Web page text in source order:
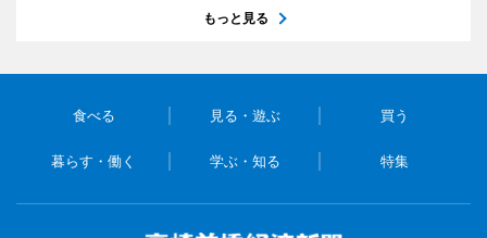
もっと見る
食べる 見る・遊ぶ 買う
暮らす・働く 学ぶ・知る 特集